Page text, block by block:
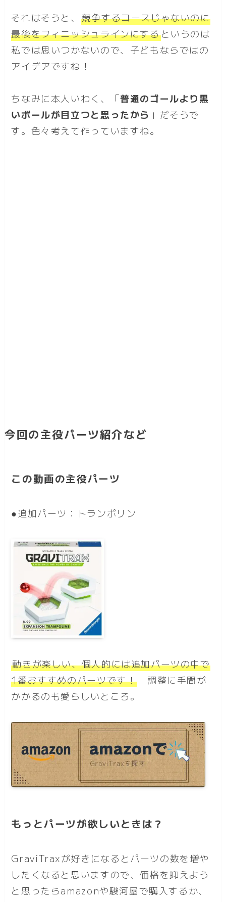
それはそうと、 競争するコースじゃないのに
最後をフィニッシュラインにするというのは
私では思いつかないので、子どもならではの
アイデアですね！
ちなみに本人いわく、「普通のゴールより黒
いボールが目立つと思ったから 」だそうで
す。色々考えて作っていますね。
今回の主役パーツ紹介など
この動画の主役パーツ
●追加パーツ：トランポリン
動きが楽しい、個人的には追加パーツの中で
1番おすすめのパーツです！ 調整に手間が
かかるのも愛らしいところ。
もっとパーツが欲しいときは？
GraviTraxが好きになるとパーツの数を増や
したくなると思いますので、価格を抑えよう
と思ったらamazonや駿河屋で購入するか、